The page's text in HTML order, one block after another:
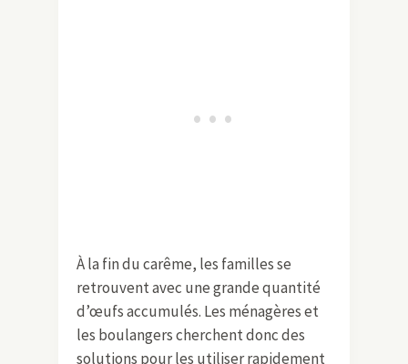
À la fin du carême, les familles se
retrouvent avec une grande quantité
d’œufs accumulés. Les ménagères et
les boulangers cherchent donc des
solutions pour les utiliser rapidement